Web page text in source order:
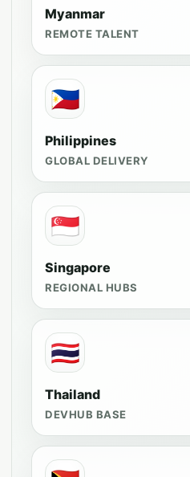
Myanmar
REMOTE TALENT
🇵🇭
Philippines
GLOBAL DELIVERY
🇸🇬
Singapore
REGIONAL HUBS
🇹🇭
Thailand
DEVHUB BASE